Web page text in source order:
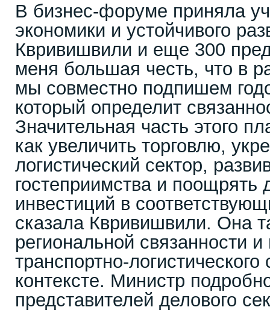
В бизнес-форуме приняла
экономики и устойчивого
Квривишвили и еще 300
меня большая честь, что в
мы совместно подпишем
который определит
Значительная часть этого
как увеличить торговлю,
логистический сектор,
гостеприимства и поощрять
инвестиций в
сказала Квривишвили. Она
региональной связанности
транспортно-логистического
контексте. Министр
представителей делового